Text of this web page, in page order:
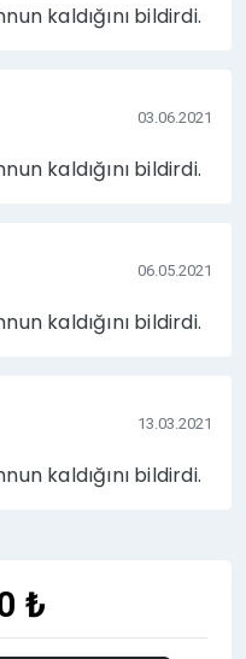
kaldığını bildirdi.
03.06.2021
kaldığını bildirdi.
06.05.2021
kaldığını bildirdi.
13.03.2021
kaldığını bildirdi.
₺